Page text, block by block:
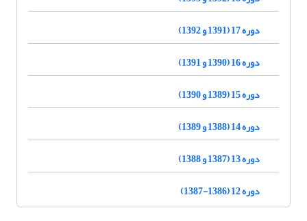
دوره 17 (1391 و 1392)
دوره 16 (1390 و 1391)
دوره 15 (1389 و 1390)
دوره 14 (1388 و 1389)
دوره 13 (1387 و 1388)
دوره 12 (1386-1387)